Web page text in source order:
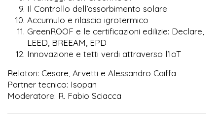
Il Controllo dell’assorbimento solare
Accumulo e rilascio igrotermico
GreenROOF e le certificazioni edilizie: Declare,
LEED, BREEAM, EPD
Innovazione e tetti verdi attraverso l’IoT
Relatori: Cesare, Arvetti e Alessandro Caiffa
Partner tecnico: Isopan
Moderatore: R. Fabio Sciacca